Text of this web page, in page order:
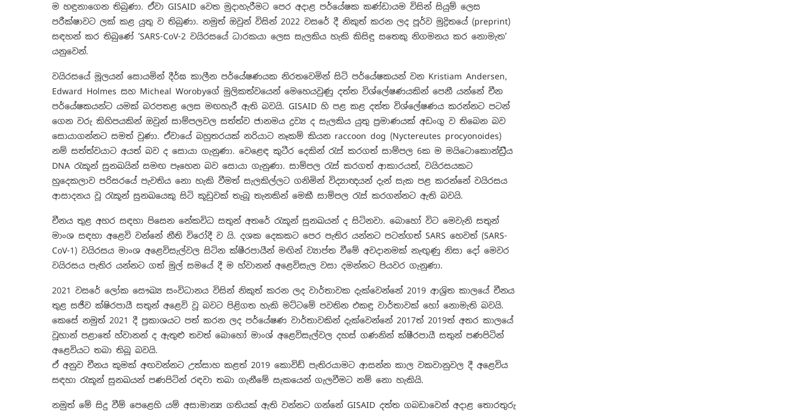
ම හඳුනාගෙන තිබුණා. ඒවා GISAID වෙත මුදාහැරීමට පෙර අදාළ පර්යේෂක කණ්ඩායම විසින් සියුම් ලෙස
පරීක්ෂාවට ලක් කළ යුතු ව තිබුණා. නමුත් ඔවුන් විසින් 2022 වසරේ දී නිකුත් කරන ලද පූර්ව මුද්‍රිතයේ (preprint)
සඳහන් කර තිබු‍ණේ ‘SARS-CoV-2 වයිරසයේ ධාරකයා ලෙස සැලකිය හැකි කිසිඳු සතෙකු නිගමනය කර නොමැත’
යනුවෙන්.
වයිරසයේ මූලයන් සොයමින් දීර්ඝ කාලීන පර්යේෂණයක නිරතවෙමින් සිටි පර්යේෂකයන් වන Kristiam Andersen,
Edward Holmes සහ Micheal Worobyගේ මුලිකත්වයෙන් මෙහෙයවුණු දත්ත විශ්ලේෂණයකින් පෙනී යන්නේ චීන
පර්යේෂකයන්ට යමක් බරපතළ ලෙස මඟහැරී ඇති බවයි. GISAID හි පළ කළ දත්ත විශ්ලේෂණය කරන්නට පටන්
ගෙන වරු කිහිපයකින් ඔවුන් සාම්පලවල සත්ත්ව ජානමය ද්‍රව්‍ය ද සැලකිය යුතු ප්‍රමාණයක් අඩංගු ව තිබෙන බව
සොයාගන්නට සමත් වුණා. ඒවායේ බහුතරයක් නරියාට නෑකම් කියන raccoon dog (Nyctereutes procyonoides)
නම් සත්ත්වයාට අයත් බව ද සොයා ගැනුණා. වෙළෙඳ කුටීර දෙකින් රැස් කරගත් සාම්පල 6ක ම මයිටොකොන්ඩ්‍රීය
DNA රැකූන් සුනඛයින් සමඟ පෑහෙන බව සොයා ගැනුණා. සාම්පල රැස් කරගත් ආකාරයත්, වයිරසයකට
හුදෙකලාව පරිසරයේ පැවතිය නො හැකි වීමත් සැලකිල්ලට ගනිමින් විද්‍යාඥයන් දැන් සැක පළ කරන්නේ වයිරසය
ආසාදනය වූ රැකූන් සුනඛයෙකු සිටි කූඩුවක් තැබූ තැනකින් මෙකී සාම්පල රැස් කරගන්නට ඇති බවයි.
චීනය තුළ අහර සඳහා පිසෙන නේකවිධ සතුන් අතරේ රැකූන් සුනඛයන් ද සිටිනවා. බොහෝ විට මෙවැනි සතුන්
මාංශ සඳහා අළෙවි වන්නේ නීති විරෝදී ව යි. දශක දෙකකට පෙර පැතිර යන්නට පටන්ගත් SARS හෙවත් (SARS-
CoV-1) වයිරසය මාංශ අළෙවිසැල්වල සිටින ක්ෂීරපායීන් මඟින් ව්‍යාප්ත වීමේ අවදානමක් නැඟුණු නිසා දෝ මෙවර
වයිරසය පැතිර යන්නට ගත් මුල් සමයේ දී ම හ්වානන් අළෙවිසැල වසා දමන්නට පියවර ගැනුණා.
2021 වසරේ ලෝක සෞඛ්‍ය සංවිධානය විසින් නිකුත් කරන ලද වාර්තාවක දැක්වෙන්නේ 2019 ආශ්‍රිත කාලයේ චීනය
තුළ සජීව ක්ෂිරපායී සතුන් අළෙවි වූ බවට පිළිගත හැකි මට්ටමේ පවතින එකඳු වාර්තාවක් හෝ නොමැති බවයි.
කෙසේ නමුත් 2021 දී ප්‍රකාශයට පත් කරන ලද පර්යේෂණ වාර්තාවකින් දැක්වෙන්නේ 2017ත් 2019ත් අතර කාලයේ
වූහාන් පළාතේ හ්වානන් ද ඇතුළු තවත් බොහෝ මාංශ් අළෙවිසැල්වල දහස් ගණනින් ක්ෂීරපායී සතුන් පණපිටින්
අළෙවියට තබා තිබූ බවයි.
ඒ අනුව චීනය කුමක් අඟවන්නට උත්සාහ කළත් 2019 කොවිඩ් පැතිරයාමට ආසන්න කාල වකවානුවල දී අළෙවිය
සඳහා රැකූන් සුනඛයන් පණපිටින් රඳවා තබා ගැනීමේ සැකයෙන් ගැලවීමට නම් නො හැකියි.
නමුත් මේ සිදු වීම් පෙළෙහි යම් අසාමාන්‍ය ගතියක් ඇති වන්නට ගන්නේ GISAID දත්ත ගබඩාවෙන් අදාළ තොරතුරු